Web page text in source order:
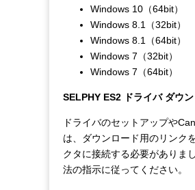
Windows 10（64bit）
Windows 8.1（32bit）
Windows 8.1（64bit）
Windows 7（32bit）
Windows 7（64bit）
SELPHY ES2 ドライバ ダウ
ドライバのセットアップや
は、ダウンロード用のリンク
クタに接続する必要がありま
法の指示に従ってください。